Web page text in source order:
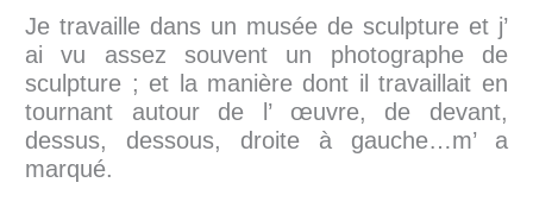
Je travaille dans un musée de sculpture et j’
ai vu assez souvent un photographe de
sculpture ; et la manière dont il travaillait en
tournant autour de l’ œuvre, de devant,
dessus, dessous, droite à gauche…m’ a
marqué.